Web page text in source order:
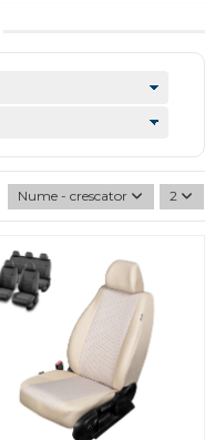
Nume - crescator 2